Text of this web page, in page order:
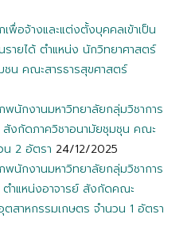
พื่อจ้างและแต่งตั้งบุคคลเข้าเป็น
รายได้ ตำแหน่ง นักวิทยาศาสตร์
น คณะสารธารสุขศาสตร์
นักงานมหาวิทยาลัยกลุ่มวิชาการ
สังกัดภาควิชาอนามัยชุมชุน คณะ
น 2 อัตรา 24/12/2025
นักงานมหาวิทยาลัยกลุ่มวิชาการ
ตำแหน่งอาจารย์ สังกัดคณะ
สาหกรรมเกษตร จำนวน 1 อัตรา